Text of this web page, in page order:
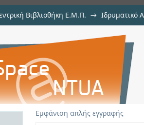
Βιβλιοθήκη Ε.Μ.Π. → Ιδρυματικό
στην Κυψέλη από
Εμφάνιση απλής εγγραφής